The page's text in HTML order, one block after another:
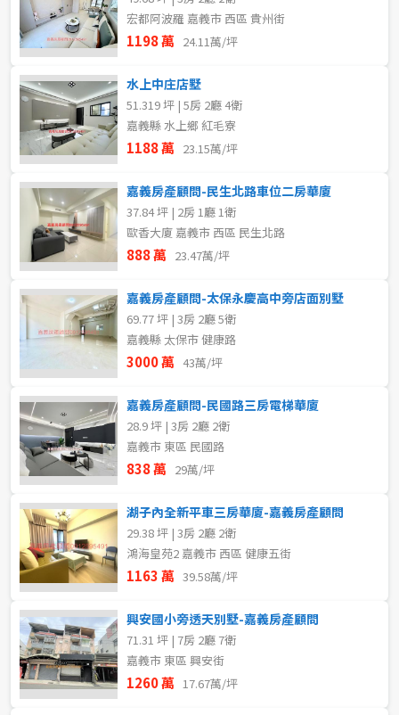
宏都阿波羅 嘉義市 西區 貴州街
1198 萬 24.11萬/坪
水上中庄店墅
51.319 坪 | 5房 2廳 4衛
嘉義縣 水上鄉 紅毛寮
1188 萬 23.15萬/坪
嘉義房產顧問-民生北路車位二房華廈
37.84 坪 | 2房 1廳 1衛
歐香大廈 嘉義市 西區 民生北路
888 萬 23.47萬/坪
嘉義房產顧問-太保永慶高中旁店面別墅
69.77 坪 | 3房 2廳 5衛
嘉義縣 太保市 健康路
3000 萬 43萬/坪
嘉義房產顧問-民國路三房電梯華廈
28.9 坪 | 3房 2廳 2衛
嘉義市 東區 民國路
838 萬 29萬/坪
湖子內全新平車三房華廈-嘉義房產顧問
29.38 坪 | 3房 2廳 2衛
鴻海皇苑2 嘉義市 西區 健康五街
1163 萬 39.58萬/坪
興安國小旁透天別墅-嘉義房產顧問
71.31 坪 | 7房 2廳 7衛
嘉義市 東區 興安街
1260 萬 17.67萬/坪